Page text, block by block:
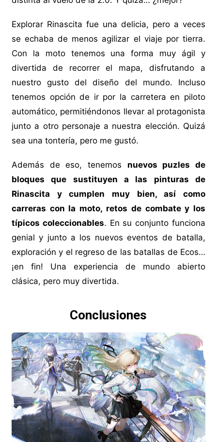
Explorar Rinascita fue una delicia, pero a veces
se echaba de menos agilizar el viaje por tierra.
Con la moto tenemos una forma muy ágil y
divertida de recorrer el mapa, disfrutando a
nuestro gusto del diseño del mundo. Incluso
tenemos opción de ir por la carretera en piloto
automático, permitiéndonos llevar al protagonista
junto a otro personaje a nuestra elección. Quizá
sea una tontería, pero me gustó.
Además de eso, tenemos nuevos puzles de
bloques que sustituyen a las pinturas de
Rinascita y cumplen muy bien, así como
carreras con la moto, retos de combate y los
típicos coleccionables. En su conjunto funciona
genial y junto a los nuevos eventos de batalla,
exploración y el regreso de las batallas de Ecos…
¡en fin! Una experiencia de mundo abierto
clásica, pero muy divertida.
Conclusiones